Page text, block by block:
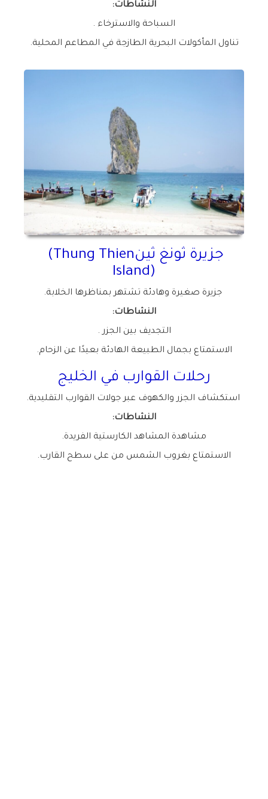
النشاطات:
السباحة والاسترخاء .
تناول المأكولات البحرية الطازجة في المطاعم المحلية.
جزيرة ثونغ ثين(Thung Thien
Island)
جزيرة صغيرة وهادئة تشتهر بمناظرها الخلابة.
النشاطات:
التجديف بين الجزر .
الاستمتاع بجمال الطبيعة الهادئة بعيدًا عن الزحام.
رحلات القوارب في الخليج
استكشاف الجزر والكهوف عبر جولات القوارب التقليدية.
النشاطات:
مشاهدة المشاهد الكارستية الفريدة.
الاستمتاع بغروب الشمس من على سطح القارب.